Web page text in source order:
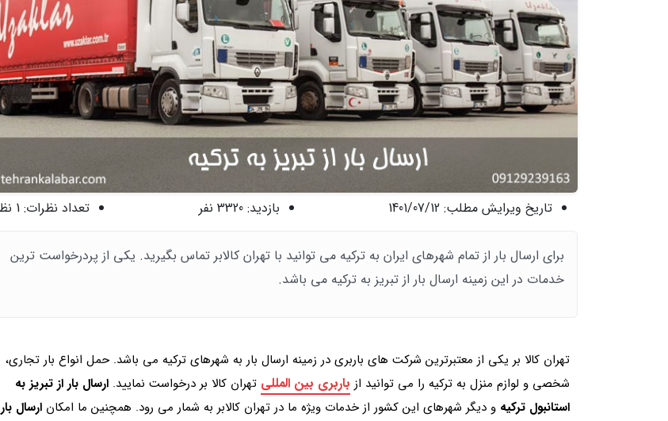
تاریخ ویرایش مطلب: 1401/07/12 بازدید: 3320 نفر تعداد نظرات: 1 نظر
برای ارسال بار از تمام شهرهای ایران به ترکیه می توانید با تهران کالابر تماس بگیرید. یکی از پردرخواست ترین
خدمات در این زمینه ارسال بار از تبریز به ترکیه می باشد.
تهران کالا بر یکی از معتبرترین شرکت های باربری در زمینه ارسال بار به شهرهای ترکیه می باشد. حمل انواع بار تجاری،
شخصی و لوازم منزل به ترکیه را می توانید از باربری بین المللی تهران کالا بر درخواست نمایید. ارسال بار از تبریز به
استانبول ترکیه و دیگر شهرهای این کشور از خدمات ویژه ما در تهران کالابر به شمار می رود. همچنین ما امکان ارسال بار